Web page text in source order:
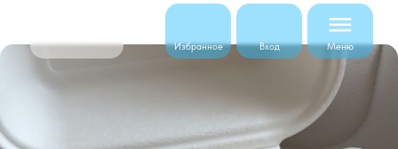
Меню
Вход
Избранное